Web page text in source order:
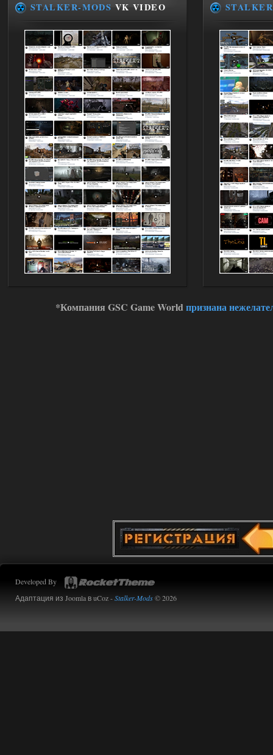
STALKER-MODS VK VIDEO
*Компания GSC Game Worldпризнана
Developed By
Адаптация из Joomla в uCoz -Stalker-Mods© 2026